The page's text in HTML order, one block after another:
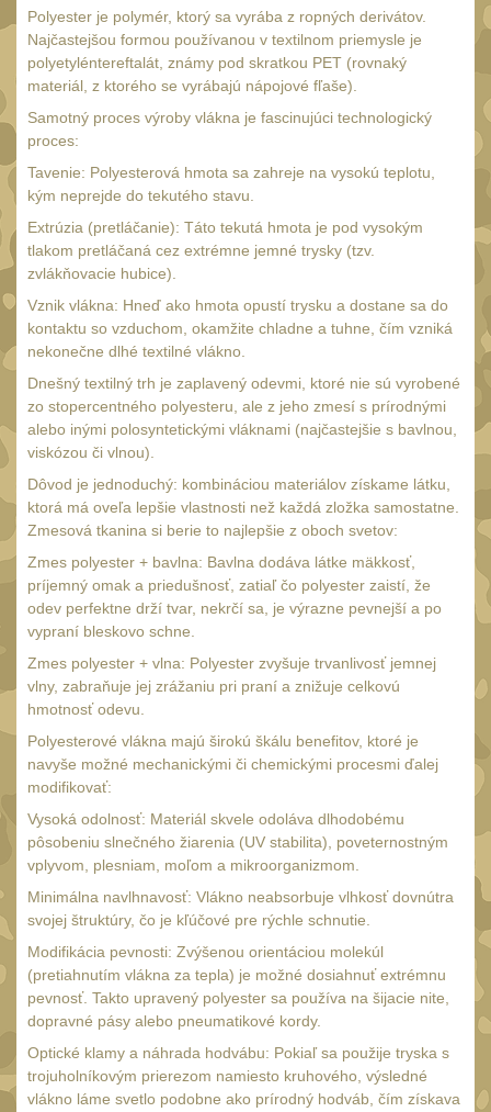
Šiltovky 29
Chrániče sluchu
Ostatní
DOPLŇKY
Ramenní popruhy a
vycpávky
Karabiny a přezky75
Kroužky, šňůrky,
koncovky
Nášivky 104
Samonavíjecí držáky1
Zámky1
vaky
Adaptéry33
Taktická pera4
Láhve16
Lékárničky
Na přežití 26
Darčekové poukazy 22
Ostatní
NOŽE A MULTITOOLY(165)
s čepeľou do 7 cm 15
s čepeľou 8-9 cm 56
s čepeľou 12-14 cm16
s čepeľou 15-16 cm11
s čepeľou od 17 cm12
Zatváracie nože60
Polyester je polymér, ktorý sa vyrába z ropných derivátov.
Najčastejšou formou používanou v textilnom priemysle je
polyetyléntereftalát, známy pod skratkou PET (rovnaký
materiál, z ktorého se vyrábajú nápojové fľaše).
Samotný proces výroby vlákna je fascinujúci technologický
proces:
Tavenie: Polyesterová hmota sa zahreje na vysokú teplotu,
kým neprejde do tekutého stavu.
Extrúzia (pretláčanie): Táto tekutá hmota je pod vysokým
tlakom pretláčaná cez extrémne jemné trysky (tzv.
zvlákňovacie hubice).
Vznik vlákna: Hneď ako hmota opustí trysku a dostane sa do
kontaktu so vzduchom, okamžite chladne a tuhne, čím vzniká
nekonečne dlhé textilné vlákno.
Dnešný textilný trh je zaplavený odevmi, ktoré nie sú vyrobené
zo stopercentného polyesteru, ale z jeho zmesí s prírodnými
alebo inými polosyntetickými vláknami (najčastejšie s bavlnou,
viskózou či vlnou).
Dôvod je jednoduchý: kombináciou materiálov získame látku,
ktorá má oveľa lepšie vlastnosti než každá zložka samostatne.
Zmesová tkanina si berie to najlepšie z oboch svetov:
Zmes polyester + bavlna: Bavlna dodáva látke mäkkosť,
príjemný omak a priedušnosť, zatiaľ čo polyester zaistí, že
odev perfektne drží tvar, nekrčí sa, je výrazne pevnejší a po
vypraní bleskovo schne.
Zmes polyester + vlna: Polyester zvyšuje trvanlivosť jemnej
vlny, zabraňuje jej zrážaniu pri praní a znižuje celkovú
hmotnosť odevu.
Polyesterové vlákna majú širokú škálu benefitov, ktoré je
navyše možné mechanickými či chemickými procesmi ďalej
modifikovať:
Vysoká odolnosť: Materiál skvele odoláva dlhodobému
pôsobeniu slnečného žiarenia (UV stabilita), poveternostným
vplyvom, plesniam, moľom a mikroorganizmom.
Minimálna navlhnavosť: Vlákno neabsorbuje vlhkosť dovnútra
svojej štruktúry, čo je kľúčové pre rýchle schnutie.
Modifikácia pevnosti: Zvýšenou orientáciou molekúl
(pretiahnutím vlákna za tepla) je možné dosiahnuť extrémnu
pevnosť. Takto upravený polyester sa používa na šijacie nite,
dopravné pásy alebo pneumatikové kordy.
Optické klamy a náhrada hodvábu: Pokiaľ sa použije tryska s
trojuholníkovým prierezom namiesto kruhového, výsledné
vlákno láme svetlo podobne ako prírodný hodváb, čím získava